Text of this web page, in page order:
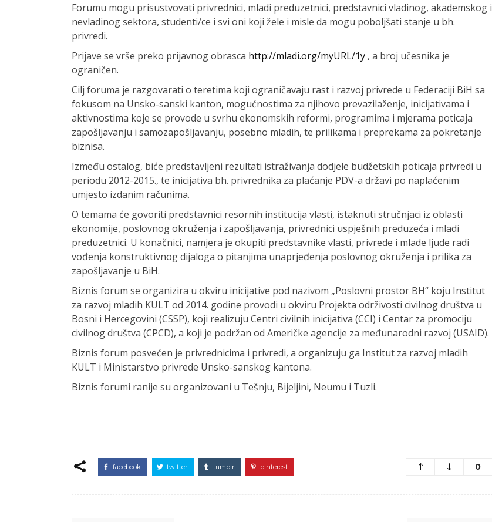
Forumu mogu prisustvovati privrednici, mladi preduzetnici, predstavnici vladinog, akademskog i
nevladinog sektora, studenti/ce i svi oni koji žele i misle da mogu poboljšati stanje u bh.
privredi.
Prijave se vrše preko prijavnog obrasca http://mladi.org/myURL/1y , a broj učesnika je
ograničen.
Cilj foruma je razgovarati o teretima koji ograničavaju rast i razvoj privrede u Federaciji BiH sa
fokusom na Unsko-sanski kanton, mogućnostima za njihovo prevazilaženje, inicijativama i
aktivnostima koje se provode u svrhu ekonomskih reformi, programima i mjerama poticaja
zapošljavanju i samozapošljavanju, posebno mladih, te prilikama i preprekama za pokretanje
biznisa.
Između ostalog, biće predstavljeni rezultati istraživanja dodjele budžetskih poticaja privredi u
periodu 2012-2015., te inicijativa bh. privrednika za plaćanje PDV-a državi po naplaćenim
umjesto izdanim računima.
O temama će govoriti predstavnici resornih institucija vlasti, istaknuti stručnjaci iz oblasti
ekonomije, poslovnog okruženja i zapošljavanja, privrednici uspješnih preduzeća i mladi
preduzetnici. U konačnici, namjera je okupiti predstavnike vlasti, privrede i mlade ljude radi
vođenja konstruktivnog dijaloga o pitanjima unaprjeđenja poslovnog okruženja i prilika za
zapošljavanje u BiH.
Biznis forum se organizira u okviru inicijative pod nazivom „Poslovni prostor BH“ koju Institut
za razvoj mladih KULT od 2014. godine provodi u okviru Projekta održivosti civilnog društva u
Bosni i Hercegovini (CSSP), koji realizuju Centri civilnih inicijativa (CCI) i Centar za promociju
civilnog društva (CPCD), a koji je podržan od Američke agencije za međunarodni razvoj (USAID).
Biznis forum posvećen je privrednicima i privredi, a organizuju ga Institut za razvoj mladih
KULT i Ministarstvo privrede Unsko-sanskog kantona.
Biznis forumi ranije su organizovani u Tešnju, Bijeljini, Neumu i Tuzli.
facebook twitter tumblr pinterest 0